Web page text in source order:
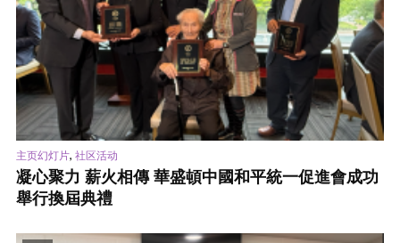
主页幻灯片, 社区活动
凝心聚力 薪火相傳 華盛頓中國和平統一促進會成功
舉行換屆典禮